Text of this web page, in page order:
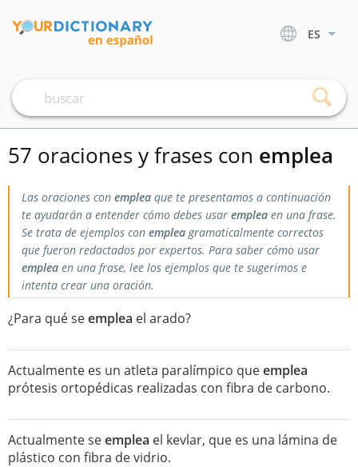
ES
57 oraciones y frases con emplea
Las oraciones con emplea que te presentamos a continuación
te ayudarán a entender cómo debes usar emplea en una frase.
Se trata de ejemplos con empleagramaticalmente correctos
que fueron redactados por expertos. Para saber cómo usar
emplea en una frase, lee los ejemplos que te sugerimos e
intenta crear una oración.
¿Para qué seemplea el arado?
Actualmente es un atleta paralímpico queemplea
prótesis ortopédicas realizadas con fibra de carbono.
Actualmente seemplea el kevlar, que es una lámina de
plástico con fibra de vidrio.